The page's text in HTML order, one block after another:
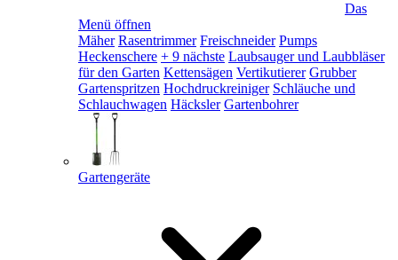
Das
Menü öffnen
Mäher Rasentrimmer Freischneider Pumps
Heckenschere + 9 nächste Laubsauger und Laubbläser
für den Garten Kettensägen Vertikutierer Grubber
Gartenspritzen Hochdruckreiniger Schläuche und
Schlauchwagen Häcksler Gartenbohrer
Gartengeräte